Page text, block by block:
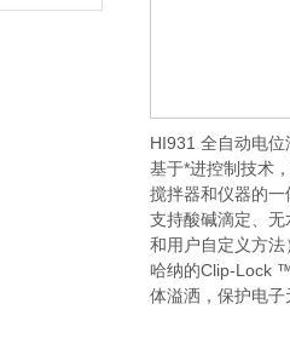
HI931 全自动电位
基于*进控制技术
搅拌器和仪器的一
支持酸碱滴定、
和用户自定义方法
哈纳的Clip-Lock
体溢洒，保护电子